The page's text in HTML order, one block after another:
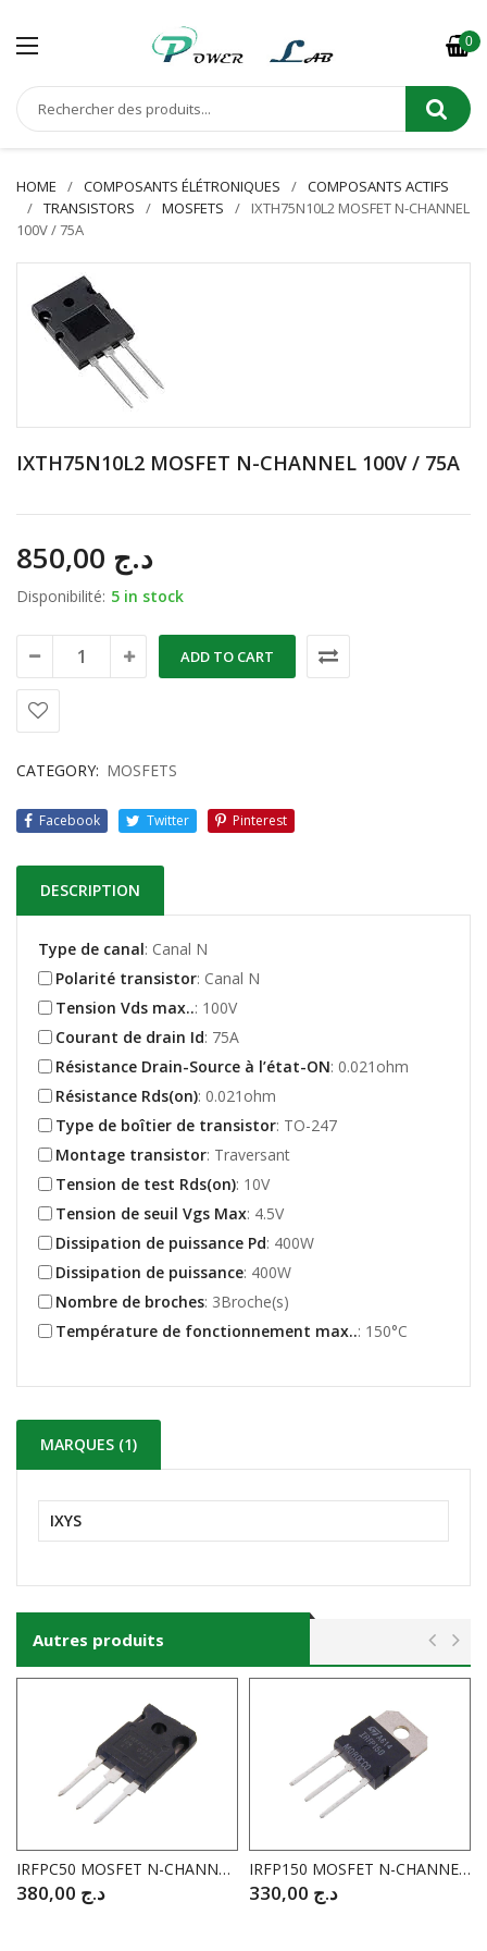
0
HOME COMPOSANTS ÉLÉTRONIQUES
COMPOSANTS ACTIFS
TRANSISTORS
MOSFETS
IXTH75N10L2 MOSFET N-CHANNEL
100V / 75A
IXTH75N10L2 MOSFET N-CHANNEL 100V / 75A
د.ج
Disponibilité: 5 in stock
ADD TO CART
CATEGORY: MOSFETS
Facebook Twitter Pinterest
DESCRIPTION
Type de canal: Canal N
Polarité transistor: Canal N
Tension Vds max..: 100V
Courant de drain Id: 75A
Résistance Drain-Source à l’état-ON: 0.021ohm
Résistance Rds(on): 0.021ohm
Type de boîtier de transistor: TO-247
Montage transistor: Traversant
Tension de test Rds(on): 10V
Tension de seuil Vgs Max: 4.5V
Dissipation de puissance Pd: 400W
Dissipation de puissance: 400W
Nombre de broches: 3Broche(s)
Température de fonctionnement max..: 150°C
MARQUES (1)
IXYS
Autres produits
IRFPC50 MOSFET N-CHANNEL 600V / 10A I.RECTIFIER
د.ج
IRFP150 MOSFET N-CHANNEL 100V / 41A S.THOMSON
د.ج